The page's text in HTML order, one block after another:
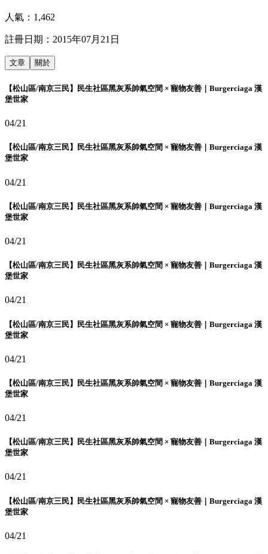
人氣： 1,462
註冊日期： 2015年07月21日
文章 關於
【松山區/南京三民】民生社區黑灰系帥氣空間 × 寵物友善｜Burgerciaga 漢
堡世家
04/21
【松山區/南京三民】民生社區黑灰系帥氣空間 × 寵物友善｜Burgerciaga 漢
堡世家
04/21
【松山區/南京三民】民生社區黑灰系帥氣空間 × 寵物友善｜Burgerciaga 漢
堡世家
04/21
【松山區/南京三民】民生社區黑灰系帥氣空間 × 寵物友善｜Burgerciaga 漢
堡世家
04/21
【松山區/南京三民】民生社區黑灰系帥氣空間 × 寵物友善｜Burgerciaga 漢
堡世家
04/21
【松山區/南京三民】民生社區黑灰系帥氣空間 × 寵物友善｜Burgerciaga 漢
堡世家
04/21
【松山區/南京三民】民生社區黑灰系帥氣空間 × 寵物友善｜Burgerciaga 漢
堡世家
04/21
【松山區/南京三民】民生社區黑灰系帥氣空間 × 寵物友善｜Burgerciaga 漢
堡世家
04/21